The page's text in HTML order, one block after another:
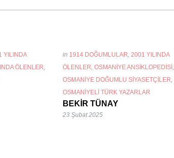
YILINDA
ÖLENLER,
in 1914 DOĞUMLULAR,2001 YILINDA
ÖLENLER,OSMANIYE ANSIKLOPEDISI,
OSMANIYE DOĞUMLU SIYASETÇILER,
OSMANIYELI TÜRK YAZARLAR
BEKİR TÜNAY
23 Şubat 2025